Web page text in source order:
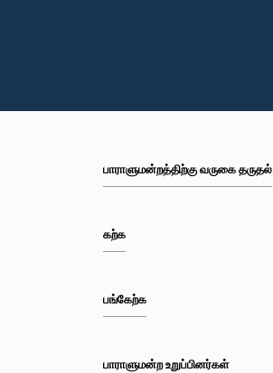
பாராளுமன்றத்திற்கு வருகை தருதல்
கற்க
பங்கேற்க
பாராளுமன்ற உறுப்பினர்கள்